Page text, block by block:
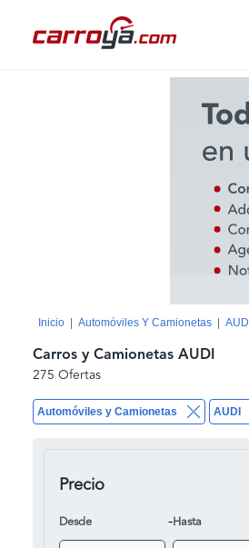
Inicio Automóviles Y Camionetas AUDI
Automóviles y Camionetas AUDI
Carros y Camionetas AUDI
275 Ofertas
Precio
Desde -Hasta